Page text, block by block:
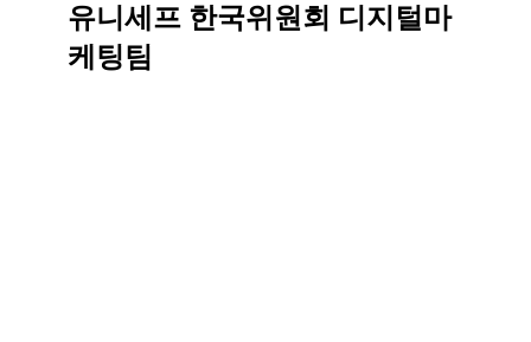
유니세프 한국위원회 디지털마
케팅팀